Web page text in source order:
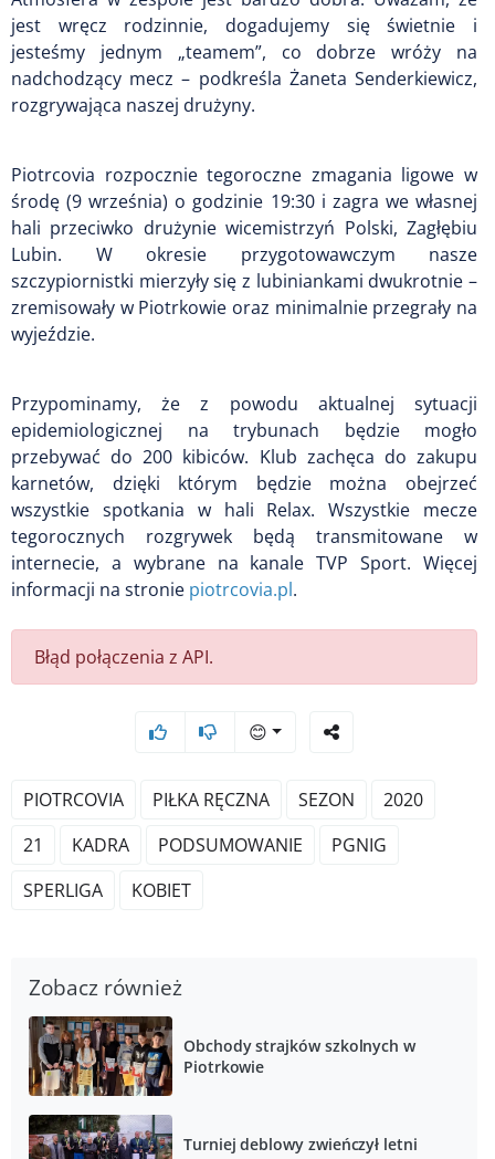
jest wręcz rodzinnie, dogadujemy się świetnie i
jesteśmy jednym „teamem”, co dobrze wróży na
nadchodzący mecz – podkreśla Żaneta Senderkiewicz,
rozgrywająca naszej drużyny.
Piotrcovia rozpocznie tegoroczne zmagania ligowe w
środę (9 września) o godzinie 19:30 i zagra we własnej
hali przeciwko drużynie wicemistrzyń Polski, Zagłębiu
Lubin. W okresie przygotowawczym nasze
szczypiornistki mierzyły się z lubiniankami dwukrotnie –
zremisowały w Piotrkowie oraz minimalnie przegrały na
wyjeździe.
Przypominamy, że z powodu aktualnej sytuacji
epidemiologicznej na trybunach będzie mogło
przebywać do 200 kibiców. Klub zachęca do zakupu
karnetów, dzięki którym będzie można obejrzeć
wszystkie spotkania w hali Relax. Wszystkie mecze
tegorocznych rozgrywek będą transmitowane w
internecie, a wybrane na kanale TVP Sport. Więcej
informacji na stronie piotrcovia.pl.
Błąd połączenia z API.
😊
PIOTRCOVIA PIŁKA RĘCZNA SEZON
2020
21
KADRA PODSUMOWANIE
PGNIG
SPERLIGA
KOBIET
Zobacz również
Obchody strajków szkolnych w
Piotrkowie
Turniej deblowy zwieńczył letni